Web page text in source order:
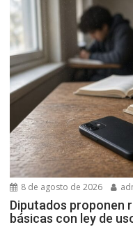
8 de agosto de 2026
Diputados proponen
básicas con ley de